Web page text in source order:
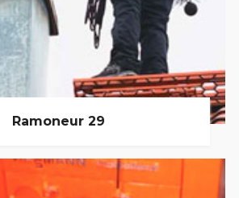
Ramoneur 29